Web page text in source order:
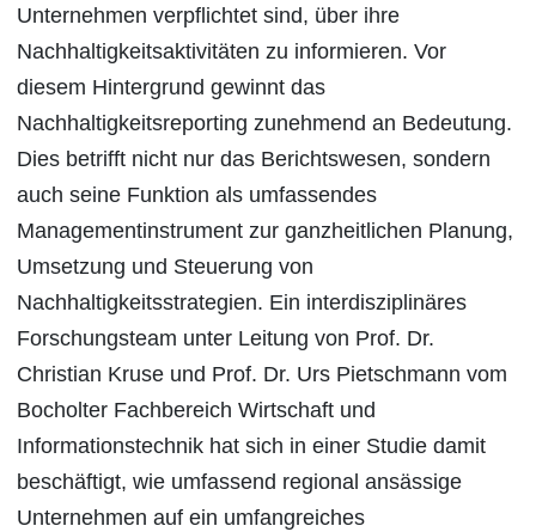
Unternehmen verpflichtet sind, über ihre
Nachhaltigkeitsaktivitäten zu informieren. Vor
diesem Hintergrund gewinnt das
Nachhaltigkeitsreporting zunehmend an Bedeutung.
Dies betrifft nicht nur das Berichtswesen, sondern
auch seine Funktion als umfassendes
Managementinstrument zur ganzheitlichen Planung,
Umsetzung und Steuerung von
Nachhaltigkeitsstrategien. Ein interdisziplinäres
Forschungsteam unter Leitung von Prof. Dr.
Christian Kruse und Prof. Dr. Urs Pietschmann vom
Bocholter Fachbereich Wirtschaft und
Informationstechnik hat sich in einer Studie damit
beschäftigt, wie umfassend regional ansässige
Unternehmen auf ein umfangreiches